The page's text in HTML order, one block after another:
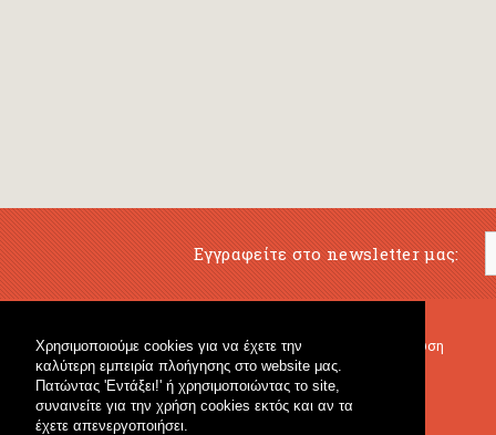
Χρησιμοποιούμε cookies για να έχετε την
καλύτερη εμπειρία πλοήγησης στο website μας.
Πατώντας 'Εντάξει!' ή χρησιμοποιώντας το site,
συναινείτε για την χρήση cookies εκτός και αν τα
έχετε απενεργοποιήσει.
Εγγραφείτε στο newsletter μας:
Μουσικό Βιβλιοπωλείο
Κρουστά & Εκπαιδευτικό Υλικό
Γενικό Βιβλιοπωλείο
Μουσική Εκπαίδευση
Fagotto Blog